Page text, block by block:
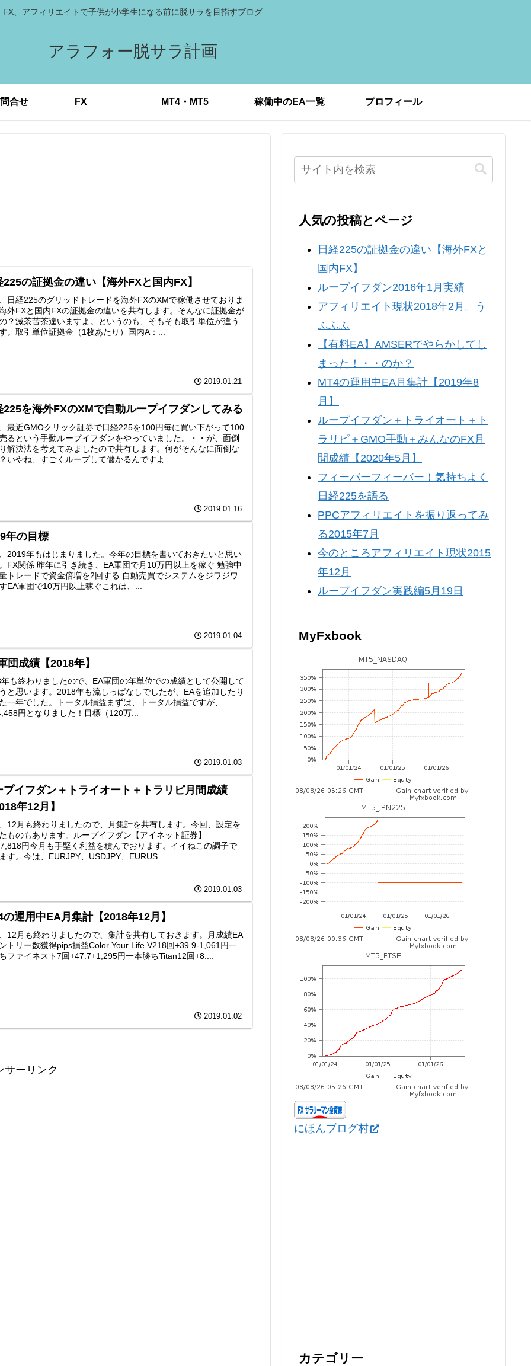
FX、アフィリエイトで子供が小学生になる前に脱サラを目指すブログ
アラフォー脱サラ計画
合せ FX MT4・MT5 稼働中のEA一覧 プロフィール
225の証拠金の違い【海外FXと国内FX】
日経225のグリッドトレードを海外FXのXMで稼働させておりま
外FXと国内FXの証拠金の違いを共有します。そんなに証拠金が
？滅茶苦茶違いますよ。というのも、そもそも取引単位が違う
。取引単位証拠金（1枚あたり）国内A：...
2019.01.21
225を海外FXのXMで自動ループイフダンしてみる
最近GMOクリック証券で日経225を100円毎に買い下がって100
るという手動ループイフダンをやっていました。・・が、面倒
解決法を考えてみましたので共有します。何がそんなに面倒な
いやね、すごくループして儲かるんですよ...
2019.01.16
年の目標
2019年もはじまりました。今年の目標を書いておきたいと思い
FX関係 昨年に引き続き、EA軍団で月10万円以上を稼ぐ 勉強中
トレードで資金倍増を2回する 自動売買でシステムをジワジワ
EA軍団で10万円以上稼ぐこれは、...
2019.01.04
団成績【2018年】
も終わりましたので、EA軍団の年単位での成績として公開して
と思います。2018年も流しっぱなしでしたが、EAを追加したり
一年でした。トータル損益まずは、トータル損益ですが、
円となりました！目標（120万...
2019.01.03
プイフダン＋トライオート＋トラリピ月間成績
年12月】
12月も終わりましたので、月集計を共有します。今回、設定を
ものもあります。ループイフダン【アイネット証券】
円今月も手堅く利益を積んでおります。イイねこの調子で
す。今は、EURJPY、USDJPY、EURUS...
2019.01.03
の運用中EA月集計【2018年12月】
12月も終わりましたので、集計を共有しておきます。月成績EA
トリー数獲得pips損益Color Your Life V218回+39.9-1,061円一
ファイネスト7回+47.7+1,295円一本勝ちTitan12回+8....
2019.01.02
サーリンク
人気の投稿とページ
日経225の証拠金の違い【海外FXと
国内FX】
ループイフダン2016年1月実績
アフィリエイト現状2018年2月。う
ふふふ
【有料EA】AMSERでやらかしてし
まった！・・のか？
MT4の運用中EA月集計【2019年8
月】
ループイフダン＋トライオート＋ト
ラリピ＋GMO手動＋みんなのFX月
間成績【2020年5月】
フィーバーフィーバー！気持ちよく
日経225を語る
PPCアフィリエイトを振り返ってみ
る2015年7月
今のところアフィリエイト現状2015
年12月
ループイフダン実践編5月19日
MyFxbook
にほんブログ村
カテゴリー